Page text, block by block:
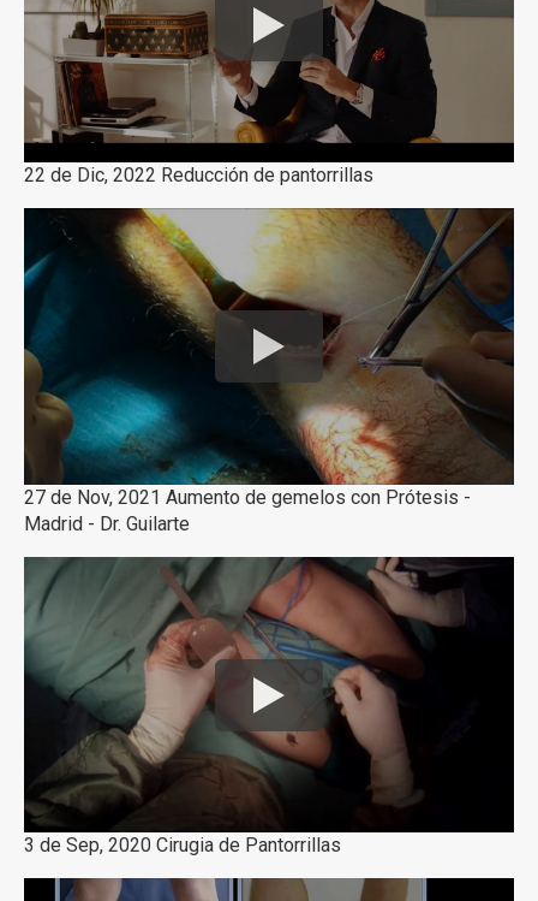
22 de Dic, 2022 Reducción de pantorrillas
27 de Nov, 2021 Aumento de gemelos con Prótesis -
Madrid - Dr. Guilarte
3 de Sep, 2020 Cirugia de Pantorrillas